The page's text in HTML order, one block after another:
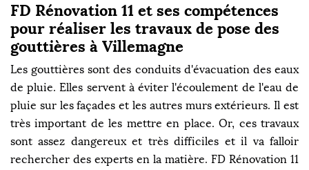
FD Rénovation 11 et ses compétences
pour réaliser les travaux de pose des
gouttières à Villemagne
Les gouttières sont des conduits d'évacuation des eaux
de pluie. Elles servent à éviter l'écoulement de l'eau de
pluie sur les façades et les autres murs extérieurs. Il est
très important de les mettre en place. Or, ces travaux
sont assez dangereux et très difficiles et il va falloir
rechercher des experts en la matière. FD Rénovation 11